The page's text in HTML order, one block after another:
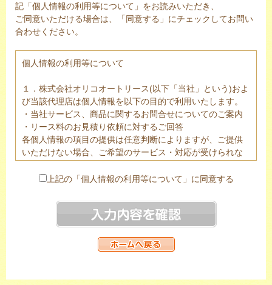
記「個人情報の利用等について」をお読みいただき、
ご同意いただける場合は、「同意する」にチェックしてお問い
合わせください。
個人情報の利用等について
１．株式会社オリコオートリース(以下「当社」という)およ
び当該代理店は個人情報を以下の目的で利用いたします。
・当社サービス、商品に関するお問合せについてのご案内
・リース料のお見積り依頼に対するご回答
各個人情報の項目の提供は任意判断によりますが、ご提供
いただけない場合、ご希望のサービス・対応が受けられな
２．ご提供頂きました個人情報は、法令に基づく場合を除
る場合がございます。
３．当社は個人情報の取扱業務の全部または一部を個人情
報保護体制について一定の水準を満たしていると認められ
る委託先に委託する場合があります。
４．個人情報の開示等（利用目的の通知、開示、内容の訂
の停止）は以下の問合わせ窓口にて受け付けております。
上記の「個人情報の利用等について」に同意する